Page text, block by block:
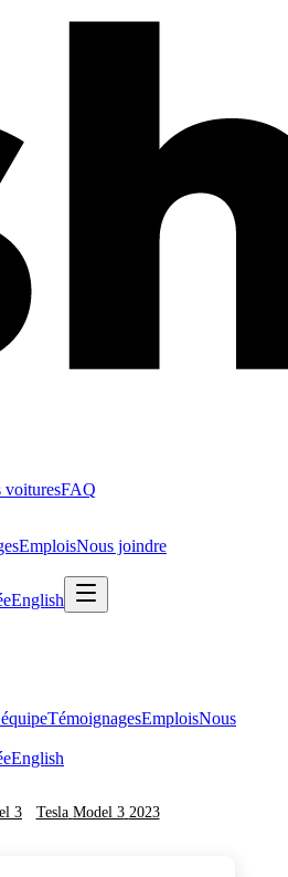
voituresFAQ
EmploisNous joindre
English
TémoignagesEmploisNous
English
3 Tesla Model 3 2023